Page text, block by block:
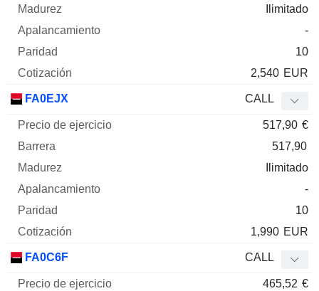
Ilimitado
-
10
2,540 EUR
FA0EJX CALL
517,90 €
517,90
Ilimitado
-
10
1,990 EUR
FA0C6F CALL
465,52 €